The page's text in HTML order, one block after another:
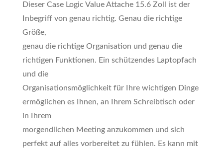
Dieser Case Logic Value Attache 15.6 Zoll ist der
Inbegriff von genau richtig. Genau die richtige
Größe,
genau die richtige Organisation und genau die
richtigen Funktionen. Ein schützendes Laptopfach
und die
Organisationsmöglichkeit für Ihre wichtigen Dinge
ermöglichen es Ihnen, an Ihrem Schreibtisch oder
in Ihrem
morgendlichen Meeting anzukommen und sich
perfekt auf alles vorbereitet zu fühlen. Es kann mit